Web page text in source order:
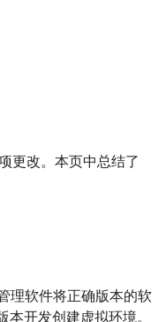
更改。本页中总结了
理软件将正确版本的软
开发创建虚拟环境。